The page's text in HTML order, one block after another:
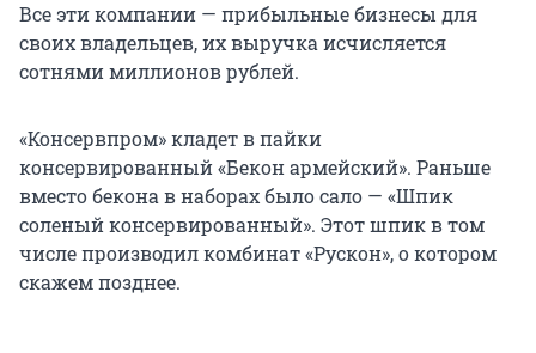
Все эти компании — прибыльные бизнесы для
своих владельцев, их выручка исчисляется
сотнями миллионов рублей.
«Консервпром» кладет в пайки
консервированный «Бекон армейский». Раньше
вместо бекона в наборах было сало — «Шпик
соленый консервированный». Этот шпик в том
числе производил комбинат «Рускон», о котором
скажем позднее.